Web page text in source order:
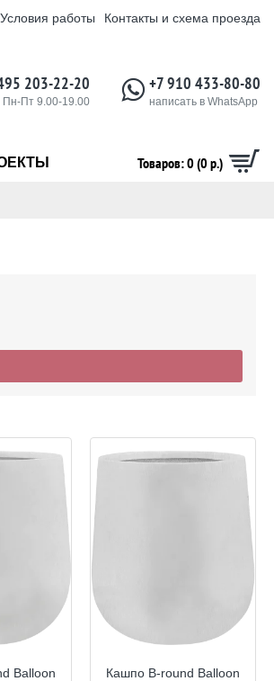
Условия работы Контакты и схема проезда
203-22-20
Пн-Пт 9.00-19.00
+7 910 433-80-80
написать в WhatsApp
Товаров: 0 (0 р.)
по RAL
Balloon Окраска по RAL
Кашпо B-round Balloon